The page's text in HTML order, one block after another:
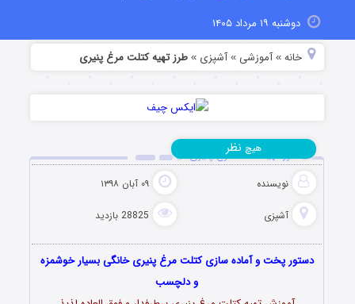
دوشنبه ۱۹ مرداد ۱۴۰۵
خانه »آموزشی »آشپزی »طرز تهیه کتلت مرغ پنیری
طرز تهیه کتلت مرغ پنیری
نویسنده ۰۹ آبان ۱۳۹۸
آشپزی 28825 بازدید
هیچ نظر
دستور پخت و آماده سازی کتلت مرغ پنیری خانگی بسیار خوشمزه
و دلچسب